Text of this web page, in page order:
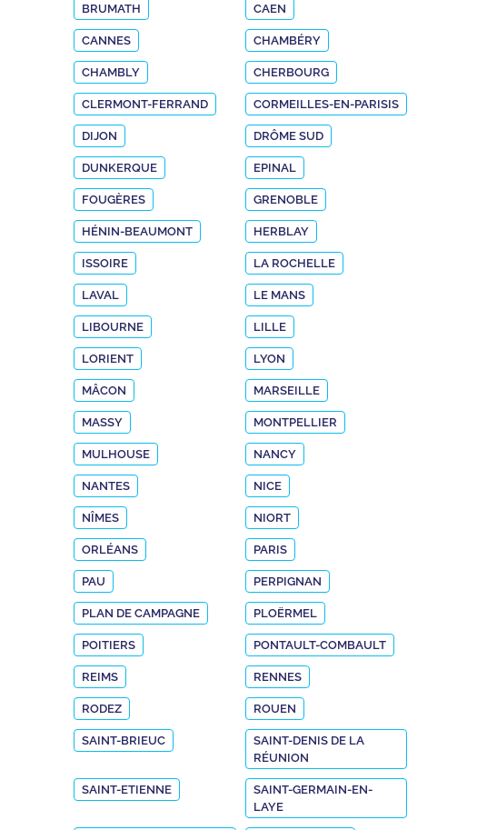
BRUMATH CAEN
CANNES CHAMBÉRY
CHAMBLY CHERBOURG
CLERMONT-FERRAND CORMEILLES-EN-PARISIS
DIJON DRÔME SUD
DUNKERQUE EPINAL
FOUGÈRES GRENOBLE
HÉNIN-BEAUMONT HERBLAY
ISSOIRE LA ROCHELLE
LAVAL LE MANS
LIBOURNE LILLE
LORIENT LYON
MÂCON MARSEILLE
MASSY MONTPELLIER
MULHOUSE NANCY
NANTES NICE
NÎMES NIORT
ORLÉANS PARIS
PAU PERPIGNAN
PLAN DE CAMPAGNE PLOËRMEL
POITIERS PONTAULT-COMBAULT
REIMS RENNES
RODEZ ROUEN
SAINT-BRIEUC
SAINT-DENIS DE LA
RÉUNION
SAINT-ETIENNE
SAINT-GERMAIN-EN-
LAYE